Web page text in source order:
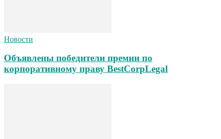
Новости
Объявлены победители премии по
корпоративному праву BestCorpLegal